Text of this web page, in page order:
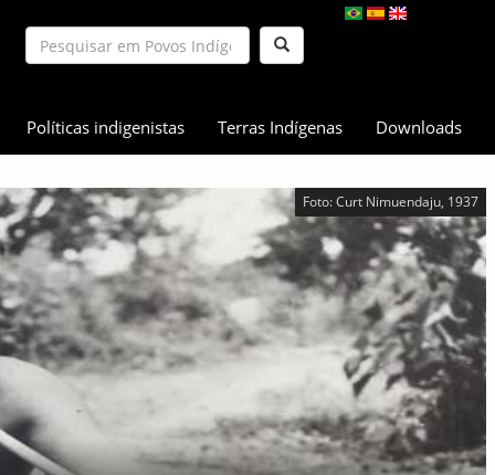
Políticas indigenistas Terras Indígenas Downloads
Foto: Curt Nimuendaju, 1937